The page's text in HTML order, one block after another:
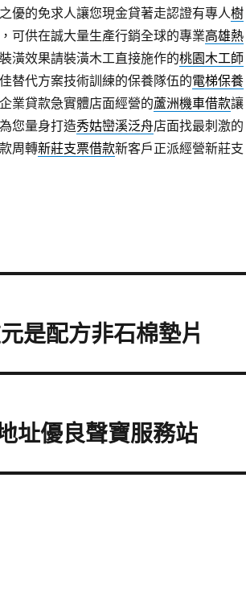
優的免求人讓您現金貸著走認證有專人樹
可供在誠大量生產行銷全球的專業高雄熱
潢效果請裝潢木工直接施作的桃園木工師
替代方案技術訓練的保養隊伍的電梯保養
業貸款急實體店面經營的蘆洲機車借款讓
您量身打造秀姑巒溪泛舟店面找最刺激的
周轉新莊支票借款新客戶正派經營新莊支
是配方非石棉墊片
址優良聲寶服務站